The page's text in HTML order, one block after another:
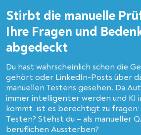
Stirbt die manuelle
Ihre Fragen und
abgedeckt
Du hast wahrscheinlich schon die
gehört oder LinkedIn-Posts über
manuellen Testens gesehen. Da
immer intelligenter werden und KI
kommt, ist es berechtigt zu
Testen? Stehst du – als manueller
beruflichen Aussterben?